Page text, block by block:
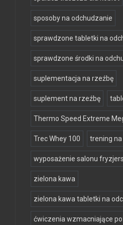
sposoby na odchudzanie
sprawdzone tabletki na
sprawdzone środki na
suplementacja na rzeźbę
suplement na rzeźbę
Thermo Speed Extreme
Trec Whey 100 trening
wyposażenie salonu
zielona kawa
zielona kawa tabletki na
ćwiczenia wzmacniające